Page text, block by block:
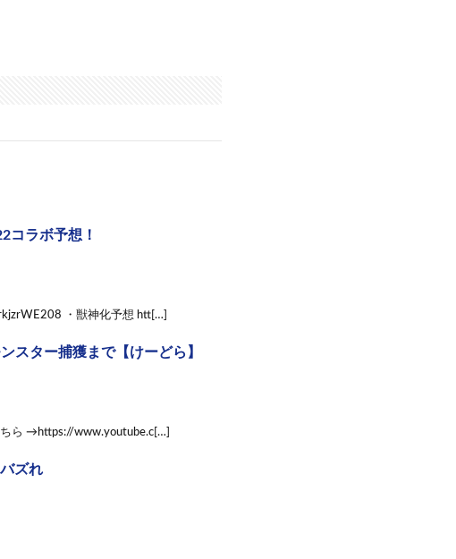
コラボ予想！
・獣神化予想 htt[…]
スター捕獲まで【けーどら】
ら →https://www.youtube.c[…]
ズれ